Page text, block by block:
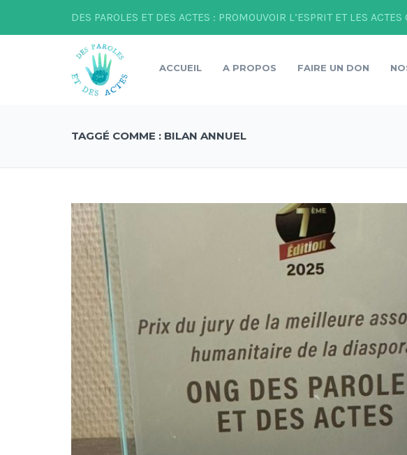
DES PAROLES ET DES ACTES : PROMOUVOIR L’ESPRIT ET LES ACTES
ACCUEIL A PROPOS FAIRE UN DON
TAGGÉ COMME : BILAN ANNUEL